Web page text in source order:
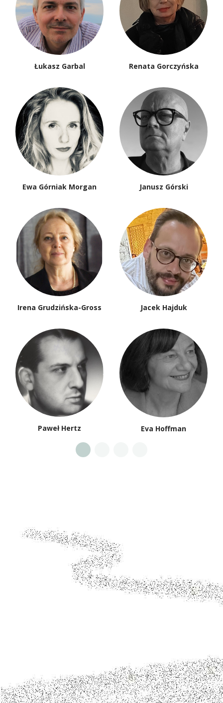
Łukasz Garbal Renata Gorczyńska
Ewa Górniak Morgan Janusz Górski
Irena Grudzińska-Gross Jacek Hajduk
Paweł Hertz Eva Hoffman